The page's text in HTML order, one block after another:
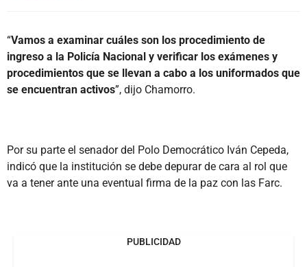
“Vamos a examinar cuáles son los procedimiento de
ingreso a la Policía Nacional y verificar los exámenes y
procedimientos que se llevan a cabo a los uniformados que
se encuentran activos”, dijo Chamorro.
Por su parte el senador del Polo Democrático Iván Cepeda,
indicó que la institución se debe depurar de cara al rol que
va a tener ante una eventual firma de la paz con las Farc.
PUBLICIDAD